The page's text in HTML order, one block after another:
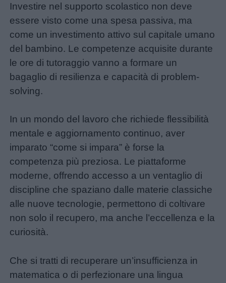
Investire nel supporto scolastico non deve
essere visto come una spesa passiva, ma
come un investimento attivo sul capitale umano
del bambino. Le competenze acquisite durante
le ore di tutoraggio vanno a formare un
bagaglio di resilienza e capacità di problem-
solving.
In un mondo del lavoro che richiede flessibilità
mentale e aggiornamento continuo, aver
imparato “come si impara” è forse la
competenza più preziosa. Le piattaforme
moderne, offrendo accesso a un ventaglio di
discipline che spaziano dalle materie classiche
alle nuove tecnologie, permettono di coltivare
non solo il recupero, ma anche l’eccellenza e la
curiosità.
Che si tratti di recuperare un’insufficienza in
matematica o di perfezionare una lingua